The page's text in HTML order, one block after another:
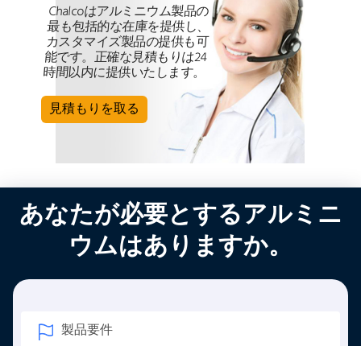
Chalcoはアルミニウム製品の
最も包括的な在庫を提供し、
カスタマイズ製品の提供も可
能です。正確な見積もりは24
時間以内に提供いたします。
見積もりを取る
あなたが必要とするアルミニ
ウムはありますか。